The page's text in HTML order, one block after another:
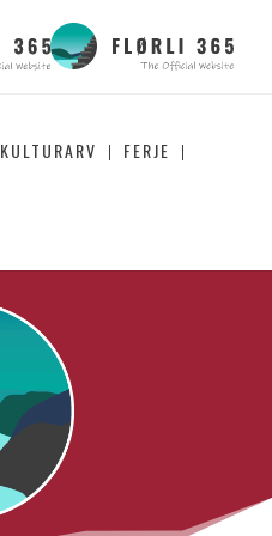
KULTURARV FERJE